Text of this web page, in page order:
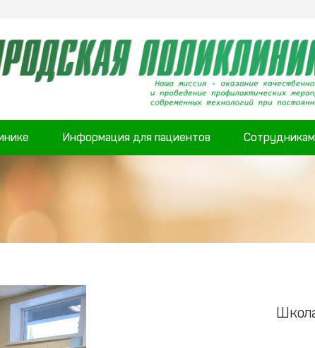
Информация для пациентов Сотрудникам